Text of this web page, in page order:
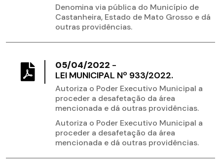
Denomina via pública do Município de
Castanheira, Estado de Mato Grosso e dá
outras providências.
05/04/2022 -
LEI MUNICIPAL Nº 933/2022.
Autoriza o Poder Executivo Municipal a
proceder a desafetação da área
mencionada e dá outras providências.
Autoriza o Poder Executivo Municipal a
proceder a desafetação da área
mencionada e dá outras providências.